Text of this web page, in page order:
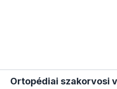
Ortopédiai szakorvosi